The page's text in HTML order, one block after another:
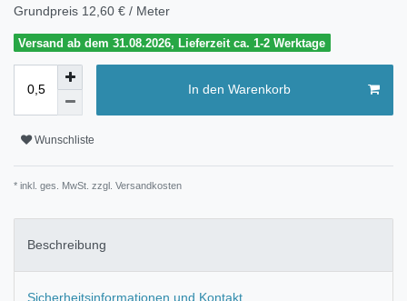
Grundpreis 12,60 € / Meter
Versand ab dem 31.08.2026, Lieferzeit ca. 1-2 Werktage
In den Warenkorb
Wunschliste
* inkl. ges. MwSt. zzgl. Versandkosten
Beschreibung
Sicherheitsinformationen und Kontakt